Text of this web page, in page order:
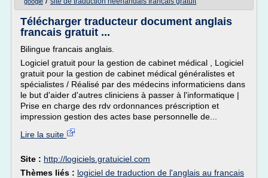
Télécharger traducteur document anglais
francais gratuit ...
Bilingue francais anglais.
Logiciel gratuit pour la gestion de cabinet médical , Logiciel
gratuit pour la gestion de cabinet médical généralistes et
spécialistes / Réalisé par des médecins informaticiens dans
le but d'aider d'autres cliniciens à passer à l'informatique |
Prise en charge des rdv ordonnances préscription et
impression gestion des actes base personnelle de...
Lire la suite
Site : http://logiciels.gratuiciel.com
Thèmes liés : logiciel de traduction de l'anglais au francais